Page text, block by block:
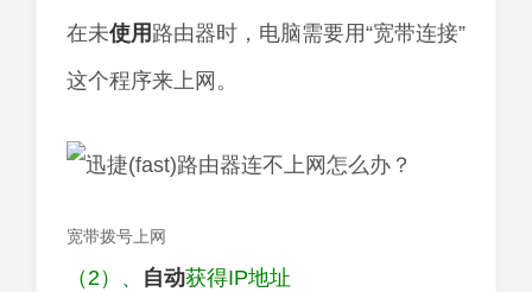
在未使用 路由器时，电脑需要用“宽带连接”
这个程序来上网。
宽带拨号上网
（2）、 自动获得IP地址